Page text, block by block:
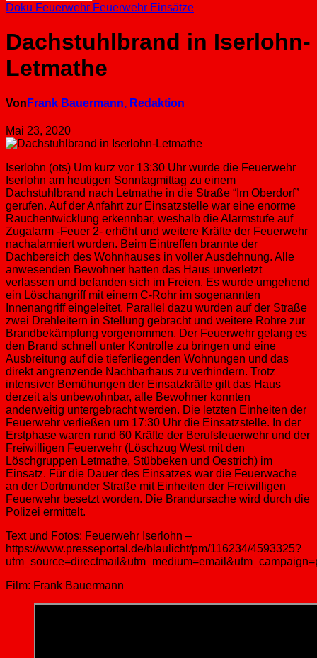
Doku Feuerwehr Feuerwehr Einsätze
Dachstuhlbrand in Iserlohn-
Letmathe
Von Frank Bauermann, Redaktion
Mai 23, 2020
Iserlohn (ots) Um kurz vor 13:30 Uhr wurde die Feuerwehr
Iserlohn am heutigen Sonntagmittag zu einem
Dachstuhlbrand nach Letmathe in die Straße “Im Oberdorf”
gerufen. Auf der Anfahrt zur Einsatzstelle war eine enorme
Rauchentwicklung erkennbar, weshalb die Alarmstufe auf
Zugalarm -Feuer 2- erhöht und weitere Kräfte der Feuerwehr
nachalarmiert wurden. Beim Eintreffen brannte der
Dachbereich des Wohnhauses in voller Ausdehnung. Alle
anwesenden Bewohner hatten das Haus unverletzt
verlassen und befanden sich im Freien. Es wurde umgehend
ein Löschangriff mit einem C-Rohr im sogenannten
Innenangriff eingeleitet. Parallel dazu wurden auf der Straße
zwei Drehleitern in Stellung gebracht und weitere Rohre zur
Brandbekämpfung vorgenommen. Der Feuerwehr gelang es
den Brand schnell unter Kontrolle zu bringen und eine
Ausbreitung auf die tieferliegenden Wohnungen und das
direkt angrenzende Nachbarhaus zu verhindern. Trotz
intensiver Bemühungen der Einsatzkräfte gilt das Haus
derzeit als unbewohnbar, alle Bewohner konnten
anderweitig untergebracht werden. Die letzten Einheiten der
Feuerwehr verließen um 17:30 Uhr die Einsatzstelle. In der
Erstphase waren rund 60 Kräfte der Berufsfeuerwehr und der
Freiwilligen Feuerwehr (Löschzug West mit den
Löschgruppen Letmathe, Stübbeken und Oestrich) im
Einsatz. Für die Dauer des Einsatzes war die Feuerwache
an der Dortmunder Straße mit Einheiten der Freiwilligen
Feuerwehr besetzt worden. Die Brandursache wird durch die
Polizei ermittelt.
Text und Fotos: Feuerwehr Iserlohn –
https://www.presseportal.de/blaulicht/pm/116234/4593325?
Film: Frank Bauermann